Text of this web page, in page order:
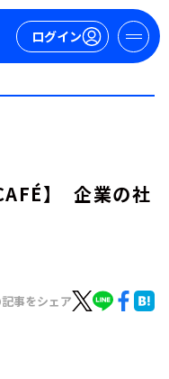
ログイン
】 企業の社
事をシェア